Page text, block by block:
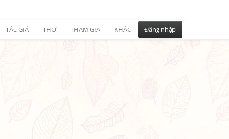
TÁC GIẢ THƠ THAM GIA KHÁC Đăng nhập